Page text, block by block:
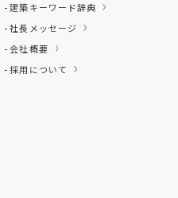
建築キーワード辞典
社長メッセージ
会社概要
採用について